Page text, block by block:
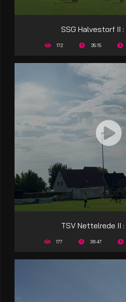
SSG Halvestorf II :
172 35:15
TSV Nettelrede II :
177 36:47